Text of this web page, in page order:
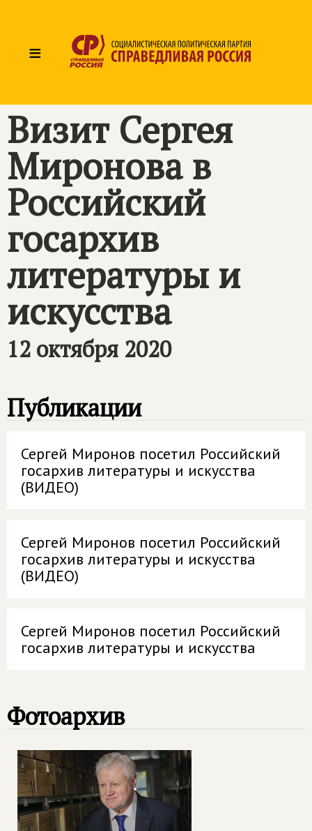
≡
Визит Сергея
Миронова в
Российский
госархив
литературы и
искусства
12 октября 2020
Публикации
Сергей Миронов посетил Российский
госархив литературы и искусства
(ВИДЕО)
Сергей Миронов посетил Российский
госархив литературы и искусства
(ВИДЕО)
Сергей Миронов посетил Российский
госархив литературы и искусства
Фотоархив